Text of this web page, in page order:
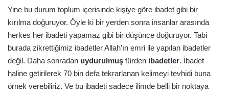
Yine bu durum toplum içerisinde kişiye göre ibadet gibi bir
kırılma doğuruyor. Öyle ki bir yerden sonra insanlar arasında
herkes her ibadeti yapamaz gibi bir düşünce doğuruyor. Tabi
burada zikrettiğimiz ibadetler Allah’ın emri ile yapılan ibadetler
değil. Daha sonradan uydurulmuş türden ibadetler. İbadet
haline getirilerek 70 bin defa tekrarlanan kelimeyi tevhidi buna
örnek verebiliriz. Ve bu ibadeti sadece ilimde belli bir noktaya